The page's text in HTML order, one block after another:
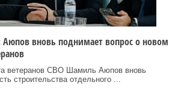
Аюпов вновь поднимает вопрос о новом
ветеранов СВО Шамиль Аюпов вновь
строительства отдельного ...